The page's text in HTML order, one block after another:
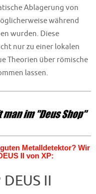
Ablagerung von
während
wurden. Diese
nur zu einer lokalen
Theorien über römische
lassen.
Metalldetektor? Wir
II von XP:
II